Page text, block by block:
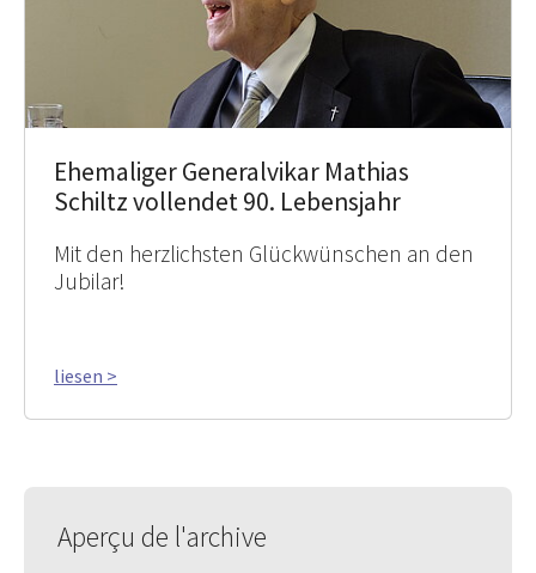
Ehemaliger Generalvikar Mathias
Schiltz vollendet 90. Lebensjahr
Mit den herzlichsten Glückwünschen an den
Jubilar!
liesen >
Aperçu de l'archive